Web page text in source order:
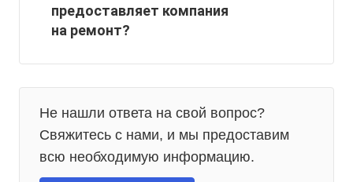
предоставляет компания
на ремонт?
Не нашли ответа на свой вопрос?
Свяжитесь с нами, и мы предоставим
всю необходимую информацию.